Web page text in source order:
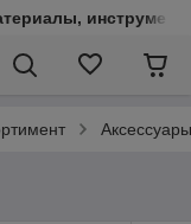
инструмент,